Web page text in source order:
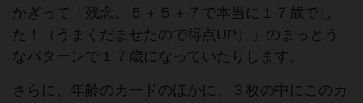
かぎって「残念。５＋５＋７で本当に１７歳でし
た！（うまくだませたので得点UP）」のまっとう
なパターンで１７歳になっていたりします。
さらに、年齢のカードのほかに、３枚の中にこのカ